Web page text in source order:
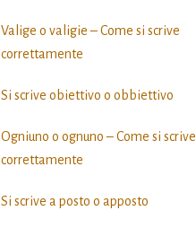
Valige o valigie – Come si scrive​
correttamente
Si scrive obiettivo o obbiettivo​
Ogniuno o ognuno – Come si scrive​
correttamente
Si scrive a posto o apposto​